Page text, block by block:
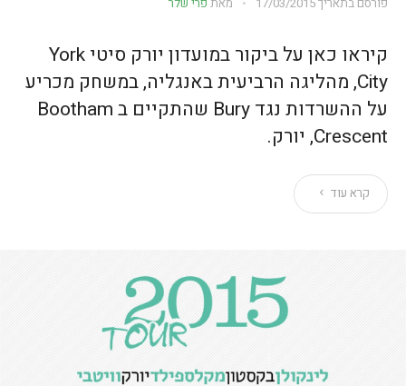
פורסם בתאריך17/03/2015 מאת פרי שלר
קיראו כאן על ביקור במועדון יורק סיטי York
City, מהליגה הרביעית באנגליה, במשחק מכריע
על ההשרדות נגד Bury שהתקיים ב Bootham
Crescent, יורק.
קרא עוד